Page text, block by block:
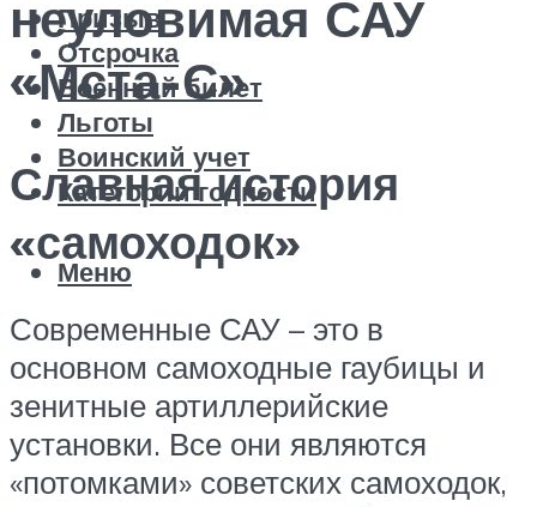
Призыв
Отсрочка
Военный билет
Льготы
Воинский учет
Категории годности
Меню
неуловимая САУ
«Мста-С»
Славная история
«самоходок»
Современные САУ – это в
основном самоходные гаубицы и
зенитные артиллерийские
установки. Все они являются
«потомками» советских самоходок,